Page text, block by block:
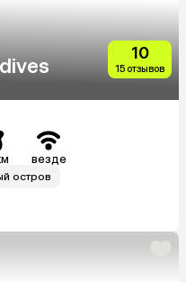
10
15 отзывов
везде
остров